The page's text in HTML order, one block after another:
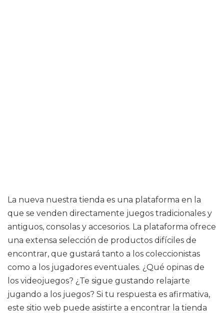
La nueva nuestra tienda es una plataforma en la
que se venden directamente juegos tradicionales y
antiguos, consolas y accesorios. La plataforma ofrece
una extensa selección de productos difíciles de
encontrar, que gustará tanto a los coleccionistas
como a los jugadores eventuales. ¿Qué opinas de
los videojuegos? ¿Te sigue gustando relajarte
jugando a los juegos? Si tu respuesta es afirmativa,
este sitio web puede asistirte a encontrar la tienda